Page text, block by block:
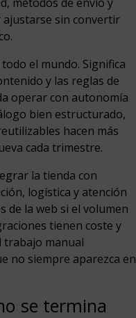
ajustarse sin convertir
el mundo. Significa
y las reglas de
operar con autonomía
bien estructurado,
hacen más
cada trimestre.
la tienda con
logística y atención
de la web si el volumen
tienen coste y
trabajo manual
no siempre aparezca en
se termina